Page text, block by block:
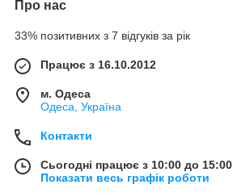
Про нас
33% позитивних з 7 відгуків за рік
Працює з 16.10.2012
м. Одеса
Одеса, Україна
Контакти
Сьогодні працює з 10:00 до 15:00
Показати весь графік роботи